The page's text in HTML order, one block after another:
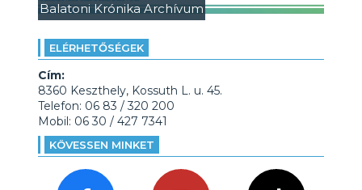
Balatoni Krónika Archívum
ELÉRHETŐSÉGEK
Cím:
8360 Keszthely, Kossuth L. u. 45.
Telefon: 06 83 / 320 200
Mobil: 06 30 / 427 7341
KÖVESSEN MINKET